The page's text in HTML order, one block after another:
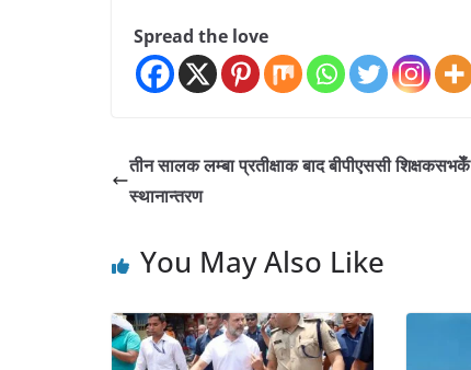
Spread the love
तीन सालक लम्बा प्रतीक्षाक बाद बीपीएससी शिक्षकसभकेँ
स्थानान्तरण
You May Also Like